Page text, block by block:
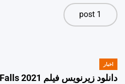
1 post
POSTED
اخبار
دانلود زیرنویس فیلم The Falls 2021 – زيرنويس آبي